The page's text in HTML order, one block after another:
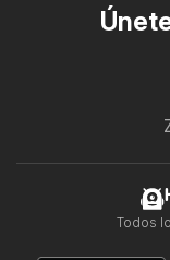
Todos